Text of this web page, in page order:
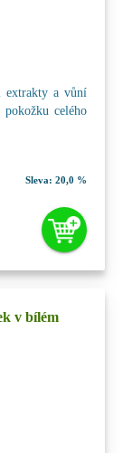
extrakty a vůní
celého
Sleva: 20,0 %
v bílém